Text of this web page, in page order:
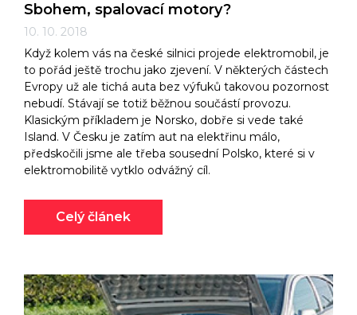
Sbohem, spalovací motory?
10. 10. 2018
Když kolem vás na české silnici projede elektromobil, je
to pořád ještě trochu jako zjevení. V některých částech
Evropy už ale tichá auta bez výfuků takovou pozornost
nebudí. Stávají se totiž běžnou součástí provozu.
Klasickým příkladem je Norsko, dobře si vede také
Island. V Česku je zatím aut na elektřinu málo,
předskočili jsme ale třeba sousední Polsko, které si v
elektromobilitě vytklo odvážný cíl.
Celý článek